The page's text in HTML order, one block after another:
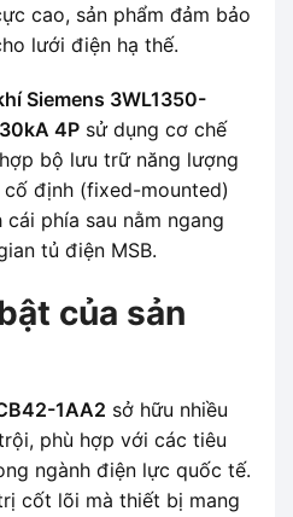
cao, sản phẩm đảm bảo
lưới điện hạ thế.
Siemens 3WL1350-
4P sử dụng cơ chế
bộ lưu trữ năng lượng
định (fixed-mounted)
phía sau nằm ngang
tủ điện MSB.
của sản
1AA2 sở hữu nhiều
phù hợp với các tiêu
ngành điện lực quốc tế.
cốt lõi mà thiết bị mang